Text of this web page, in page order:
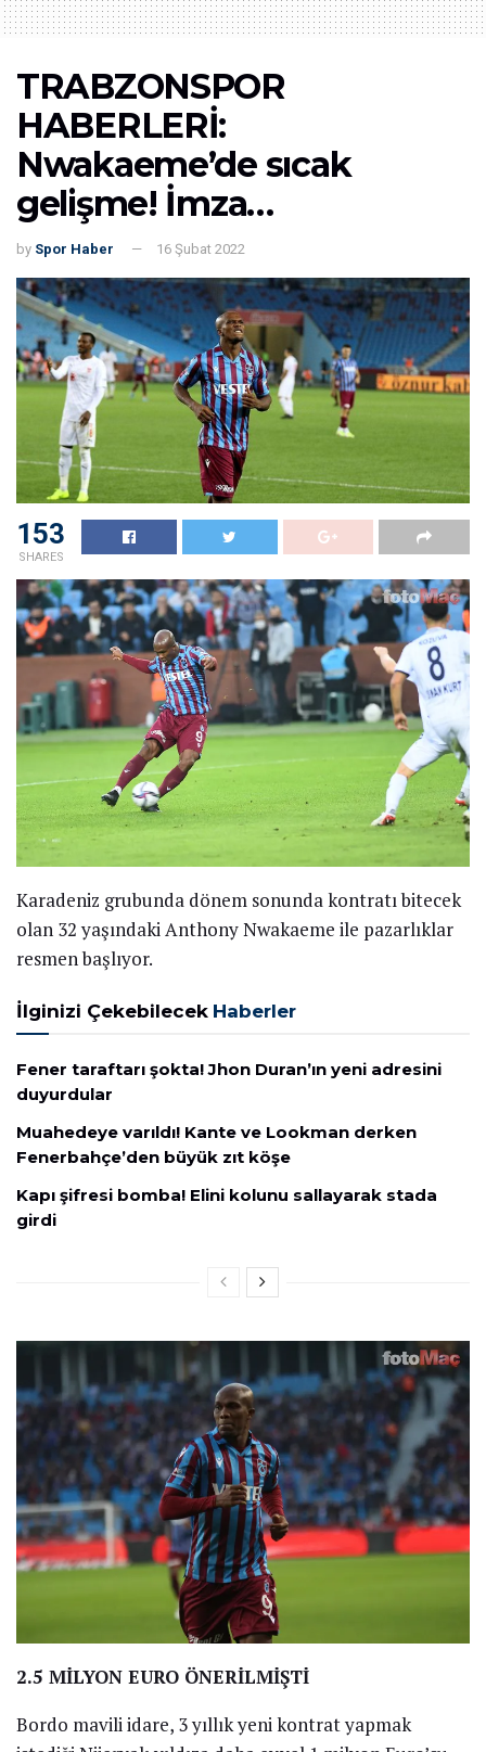
TRABZONSPOR
HABERLERİ:
Nwakaeme’de sıcak
gelişme! İmza…
by Spor Haber 16 Şubat 2022
153
SHARES
Karadeniz grubunda dönem sonunda kontratı bitecek
olan 32 yaşındaki Anthony Nwakaeme ile pazarlıklar
resmen başlıyor.
İlginizi Çekebilecek Haberler
Fener taraftarı şokta! Jhon Duran’ın yeni adresini
duyurdular
Muahedeye varıldı! Kante ve Lookman derken
Fenerbahçe’den büyük zıt köşe
Kapı şifresi bomba! Elini kolunu sallayarak stada
girdi
2.5 MİLYON EURO ÖNERİLMİŞTİ
Bordo mavili idare, 3 yıllık yeni kontrat yapmak